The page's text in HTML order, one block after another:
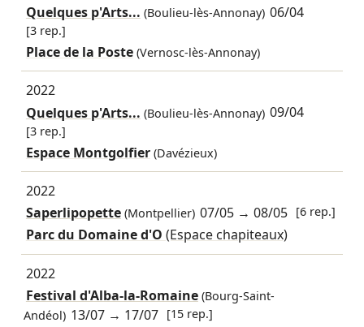
Quelques p'Arts... (Boulieu-lès-Annonay) 06/04
[3 rep.]
Place de la Poste (Vernosc-lès-Annonay)
2022
Quelques p'Arts... (Boulieu-lès-Annonay) 09/04
[3 rep.]
Espace Montgolfier (Davézieux)
2022
Saperlipopette(Montpellier) 07/05 →08/05 [6 rep.]
Parc du Domaine d'O (Espace chapiteaux)
2022
Festival d'Alba-la-Romaine(Bourg-Saint-
Andéol) 13/07 → 17/07 [15 rep.]